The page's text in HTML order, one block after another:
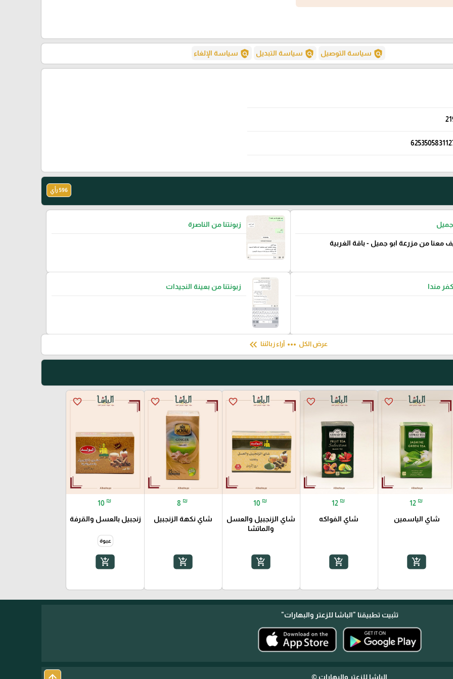
policy سياسة التوصيل policy سياسة التبديل policy سياسة الإلغاء
596 رأي
معنا من مزرعة ابو جميل - باقة الغربية
زبونتنا من الناصرة
مندا زبونتنا من بعينة النجيدات
عرض الكل more_horiz آراء زبائننا keyboard_double_arrow_left
favorite_border
12 ₪
شاي الياسمين
add_shopping_cart
favorite_border
12 ₪
شاي الفواكه
add_shopping_cart
favorite_border
10 ₪
شاي الزنجبيل والعسل
والماتشا
add_shopping_cart
favorite_border
8 ₪
شاي نكهة الزنجبيل
add_shopping_cart
favorite_border
10 ₪
زنجبيل بالعسل والقرفة
عبوة
add_shopping_cart
تثبيت تطبيقنا "الباشا للزعتر والبهارات"
الباشا للزعتر والبهارات ©